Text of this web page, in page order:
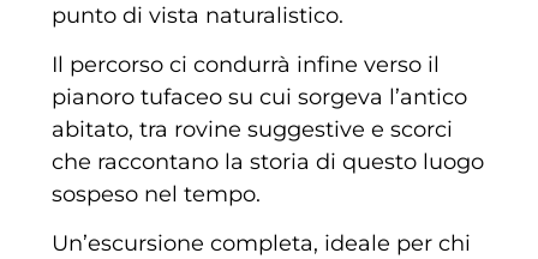
punto di vista naturalistico.
Il percorso ci condurrà infine verso il
pianoro tufaceo su cui sorgeva l’antico
abitato, tra rovine suggestive e scorci
che raccontano la storia di questo luogo
sospeso nel tempo.
Un’escursione completa, ideale per chi